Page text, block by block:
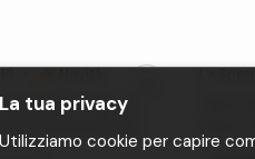
alle isole del
da Portovenere
La tua privacy
Utilizziamo cookie per capire